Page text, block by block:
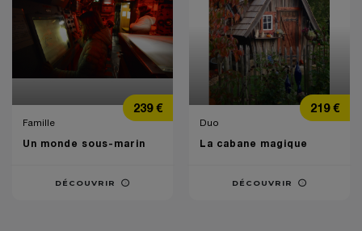
Prix239 €
Famille
Un monde sous-marin
DÉCOUVRIR
Prix219 €
Duo
La cabane magique
DÉCOUVRIR